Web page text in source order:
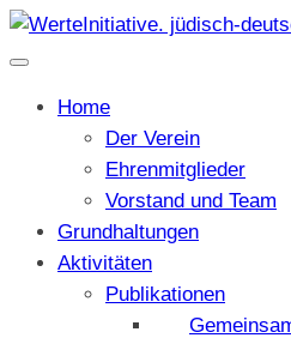
Home
Der Verein
Ehrenmitglieder
Vorstand und Team
Grundhaltungen
Aktivitäten
Publikationen